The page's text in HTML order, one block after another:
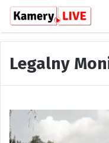
Legalny